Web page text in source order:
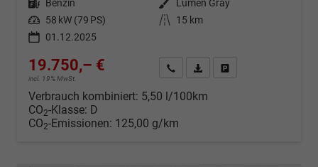
Kraftstoff Benzin Außenfarbe
Lumen Gray
Leistung 58 kW (79 PS) Kilometerstand
15 km
01.12.2025
19.750,– €
incl. 19% MwSt.
Wir rufen Sie anFahrzeugexposé (PDF)
Verbrauch kombiniert: 5,50 l/100km
CO2-Klasse: D
CO2-Emissionen: 125,00 g/km